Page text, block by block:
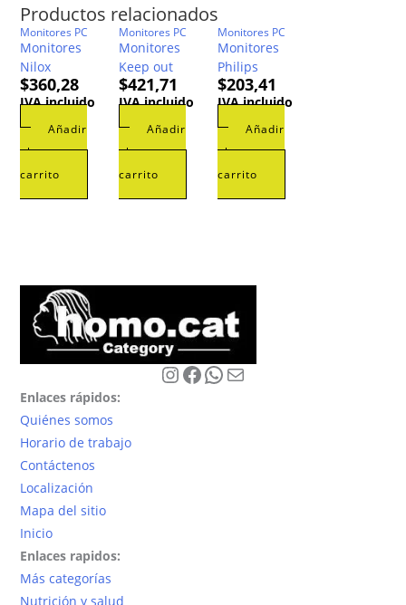
Productos relacionados
Monitores PC
Monitores
Nilox
$360,28
IVA incluido
Añadir
al
carrito
Monitores PC
Monitores
Keep out
$421,71
IVA incluido
Añadir
al
carrito
Monitores PC
Monitores
Philips
$203,41
IVA incluido
Añadir
al
carrito
Instagram
Facebook
WhatsApp
Correo electrónico
Enlaces rápidos:
Quiénes somos
Horario de trabajo
Contáctenos
Localización
Mapa del sitio
Inicio
Enlaces rapidos:
Más categorías
Nutrición y salud